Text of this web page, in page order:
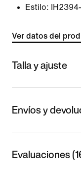
Estilo:
Ver datos del
Talla y ajuste
Envíos y
Evaluaciones